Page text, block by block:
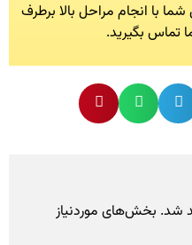
با انجام مراحل بالا برطرف
تماس بگیرید.
شد. بخش‌های موردنیاز